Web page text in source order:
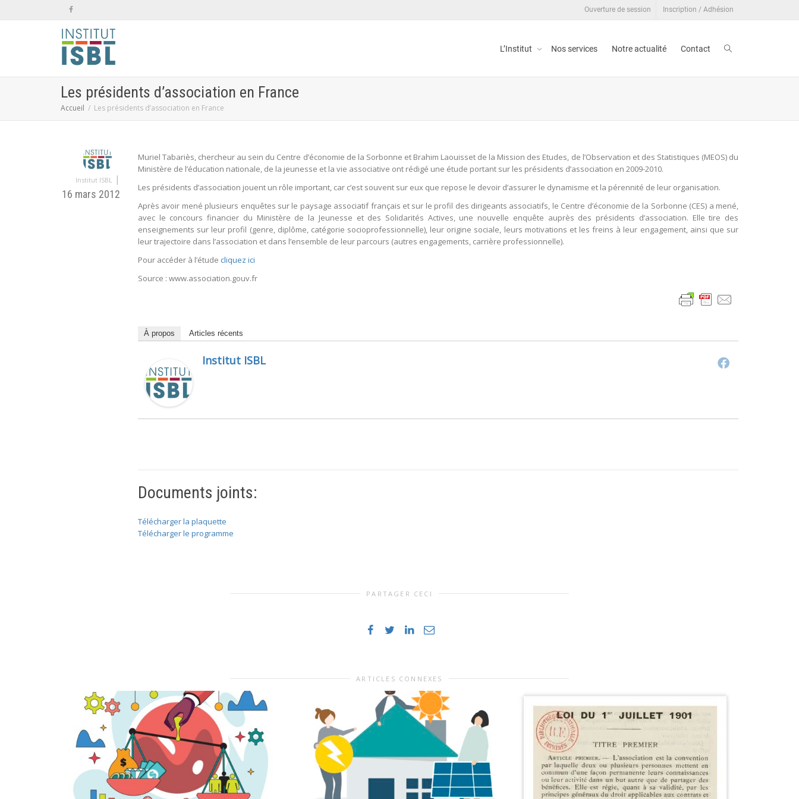
Ouverture de session Inscription / Adhésion
L’Institut Nos services Notre actualité Contact
Les présidents d’association en France
Accueil Les présidents d’association en France
Institut ISBL |
16 mars 2012
Muriel Tabariès, chercheur au sein du Centre d’économie de la Sorbonne et Brahim Laouisset de la Mission des Etudes, de l’Observation et des Statistiques (MEOS) du
Ministère de l’éducation nationale, de la jeunesse et la vie associative ont rédigé une étude portant sur les présidents d’association en 2009-2010.
Les présidents d’association jouent un rôle important, car c’est souvent sur eux que repose le devoir d’assurer le dynamisme et la pérennité de leur organisation.
Après avoir mené plusieurs enquêtes sur le paysage associatif français et sur le profil des dirigeants associatifs, le Centre d’économie de la Sorbonne (CES) a mené,
avec le concours financier du Ministère de la Jeunesse et des Solidarités Actives, une nouvelle enquête auprès des présidents d’association. Elle tire des
enseignements sur leur profil (genre, diplôme, catégorie socioprofessionnelle), leur origine sociale, leurs motivations et les freins à leur engagement, ainsi que sur
leur trajectoire dans l’association et dans l’ensemble de leur parcours (autres engagements, carrière professionnelle).
Pour accéder à l’étude cliquez ici
Source : www.association.gouv.fr
À propos Articles récents
Institut ISBL
Documents joints:
Télécharger la plaquette
Télécharger le programme
PARTAGER CECI
ARTICLES CONNEXES